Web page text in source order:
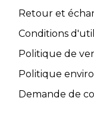
Retour et
Conditions
Politique de
Politique
Demande de